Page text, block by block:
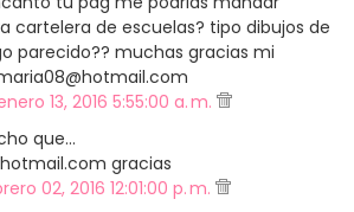
cartelera de escuelas? tipo dibujos de
parecido?? muchas gracias mi
13, 2016 5:55:00 a. m.
que…
gracias
02, 2016 12:01:00 p. m.